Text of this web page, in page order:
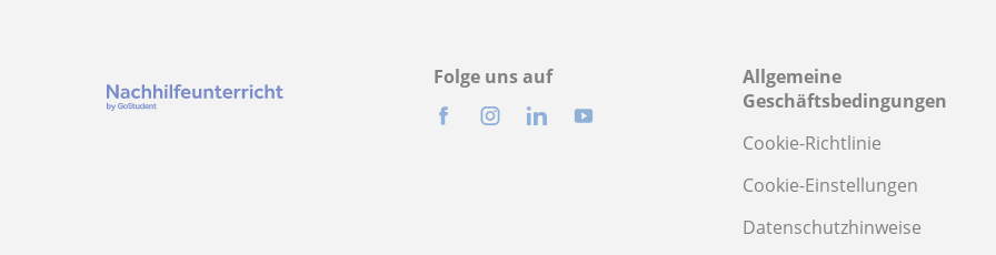
Folge uns auf
Allgemeine
Geschäftsbedingungen
Cookie-Richtlinie
Cookie-Einstellungen
Datenschutzhinweise